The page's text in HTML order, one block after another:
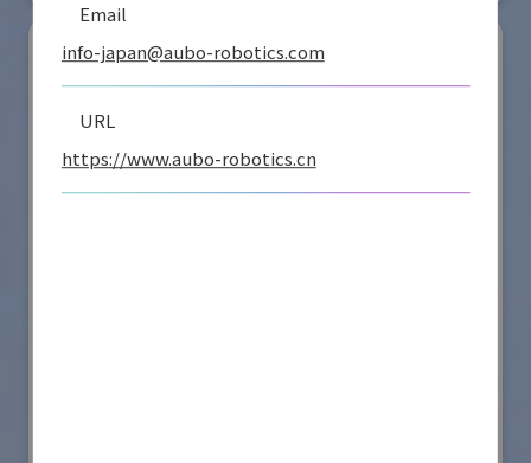
Email
info-japan@aubo-robotics.com
URL
https://www.aubo-robotics.cn